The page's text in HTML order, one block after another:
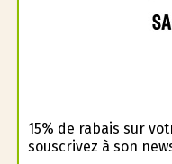
15% de rabais sur
souscrivez à son